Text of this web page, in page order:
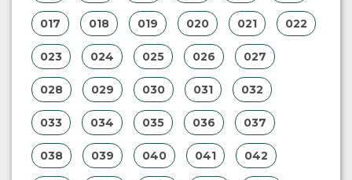
017 018 019 020 021 022
023 024 025 026 027
028 029 030 031 032
033 034 035 036 037
038 039 040 041 042